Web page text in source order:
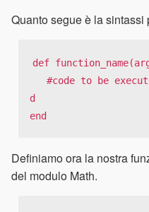
Quanto segue è la
def
d
end
Definiamo ora la nostra
del modulo Math.